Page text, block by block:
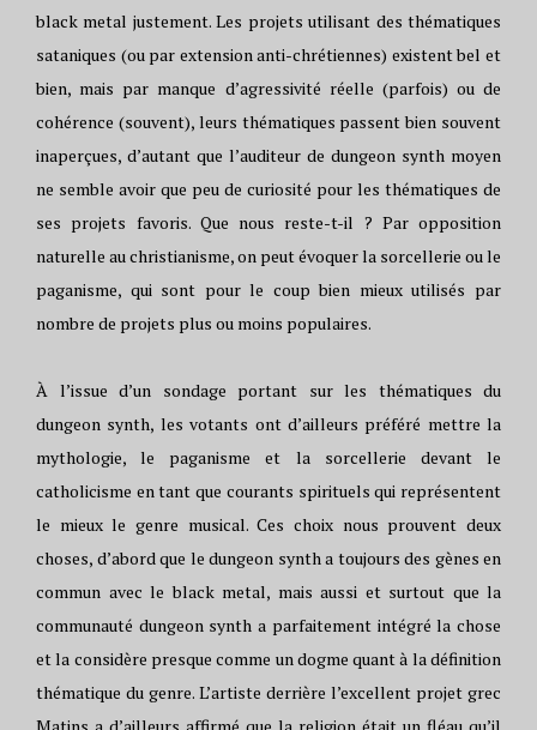
black metal justement. Les projets utilisant des thématiques
sataniques (ou par extension anti-chrétiennes) existent bel et
bien, mais par manque d’agressivité réelle (parfois) ou de
cohérence (souvent), leurs thématiques passent bien souvent
inaperçues, d’autant que l’auditeur de dungeon synth moyen
ne semble avoir que peu de curiosité pour les thématiques de
ses projets favoris. Que nous reste-t-il ? Par opposition
naturelle au christianisme, on peut évoquer la sorcellerie ou le
paganisme, qui sont pour le coup bien mieux utilisés par
nombre de projets plus ou moins populaires.
À l’issue d’un sondage portant sur les thématiques du
dungeon synth, les votants ont d’ailleurs préféré mettre la
mythologie, le paganisme et la sorcellerie devant le
catholicisme en tant que courants spirituels qui représentent
le mieux le genre musical. Ces choix nous prouvent deux
choses, d’abord que le dungeon synth a toujours des gènes en
commun avec le black metal, mais aussi et surtout que la
communauté dungeon synth a parfaitement intégré la chose
et la considère presque comme un dogme quant à la définition
thématique du genre. L’artiste derrière l’excellent projet grec